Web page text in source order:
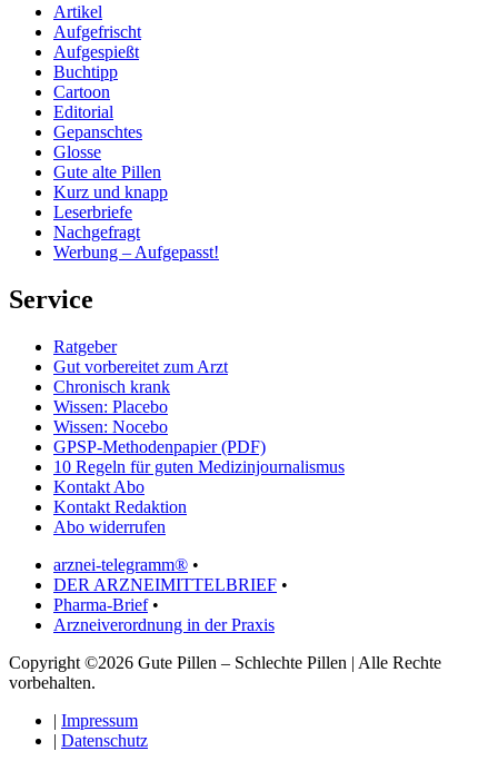
Artikel
Aufgefrischt
Aufgespießt
Buchtipp
Cartoon
Editorial
Gepanschtes
Glosse
Gute alte Pillen
Kurz und knapp
Leserbriefe
Nachgefragt
Werbung – Aufgepasst!
Service
Ratgeber
Gut vorbereitet zum Arzt
Chronisch krank
Wissen: Placebo
Wissen: Nocebo
GPSP-Methodenpapier (PDF)
10 Regeln für guten Medizinjournalismus
Kontakt Abo
Kontakt Redaktion
Abo widerrufen
arznei-telegramm® •
DER ARZNEIMITTELBRIEF •
Pharma-Brief•
Arzneiverordnung in der Praxis
Copyright ©2026 Gute Pillen – Schlechte Pillen | Alle Rechte
vorbehalten.
| Impressum
| Datenschutz